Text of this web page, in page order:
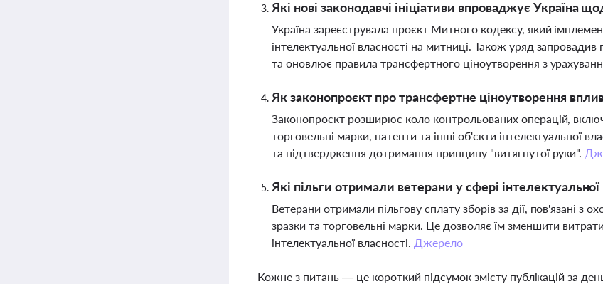
Які нові законодавчі ініціативи впроваджує Україна
Україна зареєструвала проєкт Митного кодексу, який
інтелектуальної власності на митниці. Також уряд запровадив
та оновлює правила трансфертного ціноутворення з
Як законопроєкт про трансфертне ціноутворення
Законопроєкт розширює коло контрольованих операцій,
торговельні марки, патенти та інші об'єкти інтелектуальної
та підтвердження дотримання принципу "витягнутої руки".
Які пільги отримали ветерани у сфері інтелектуальної
Ветерани отримали пільгову сплату зборів за дії, пов'язані
зразки та торговельні марки. Це дозволяє їм зменшити
інтелектуальної власності. Джерело
Кожне з питань — це короткий підсумок змісту публікацій за